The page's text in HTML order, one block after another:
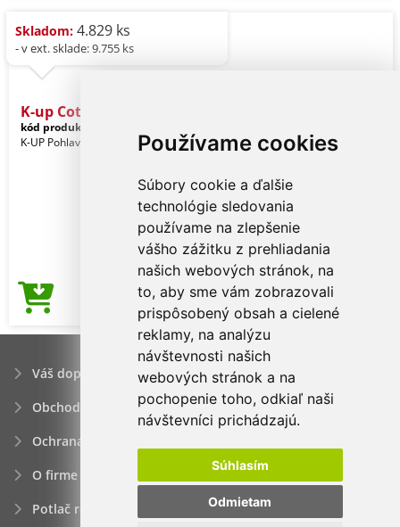
Používame cookies
Súbory cookie a ďalšie
technológie sledovania
používame na zlepšenie
vášho zážitku z prehliadania
našich webových stránok, na
to, aby sme vám zobrazovali
prispôsobený obsah a cielené
reklamy, na analýzu
návštevnosti našich
webových stránok a na
pochopenie toho, odkiaľ naši
návštevníci prichádzajú.
Súhlasím
Odmietam
Skladom: 4.829 ks
- v ext. sklade: 9.755 ks
K-up Cotton Cap - 5 Panels
kód produktu:
K-UP Pohlavie: Unisex
Cena od 1,36€
Váš dopyt
Obchodné podmienky
Ochrana osobných údajov
O firme
Potlač reklamných predmetov